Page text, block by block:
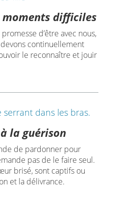
moments difficiles
d’être avec nous,
continuellement
le reconnaître et jouir
la guérison
de pardonner pour
pas de le faire seul.
brisé, sont captifs ou
et la délivrance.